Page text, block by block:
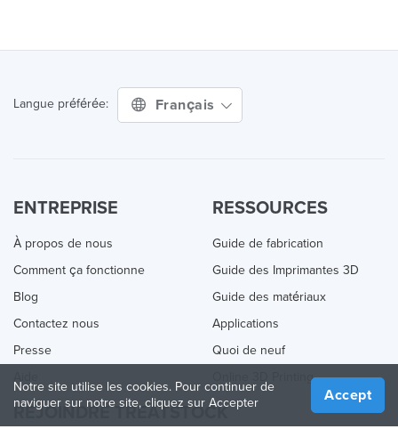
Langue préférée: Français
ENTREPRISE
À propos de nous
Comment ça fonctionne
Blog
Contactez nous
Presse
RESSOURCES
Guide de fabrication
Guide des Imprimantes 3D
Guide des matériaux
Applications
Quoi de neuf
Online 3D Printing
REJOINDRE TREATSTOCK
Notre site utilise les cookies. Pour continuer de
naviguer sur notre site, cliquez sur Accepter
Accept